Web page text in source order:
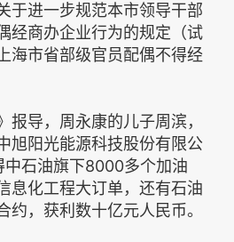
于进一步规范本市领导干部
经商办企业行为的规定（试
海市省部级官员配偶不得经
报导，周永康的儿子周滨，
旭阳光能源科技股份有限公
中石油旗下8000多个加油
息化工程大订单，还有石油
约，获利数十亿元人民币。